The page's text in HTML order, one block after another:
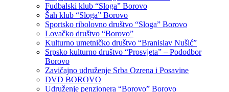
Fudbalski klub “Sloga” Borovo
Šah klub “Sloga” Borovo
Sportsko ribolovno društvo “Sloga” Borovo
Lovačko društvo “Borovo”
Kulturno umetničko društvo “Branislav Nušić”
Srpsko kulturno društvo “Prosvjeta” – Pododbor
Borovo
Zavičajno udruženje Srba Ozrena i Posavine
DVD BOROVO
Udruženje penzionera “Borovo” Borovo